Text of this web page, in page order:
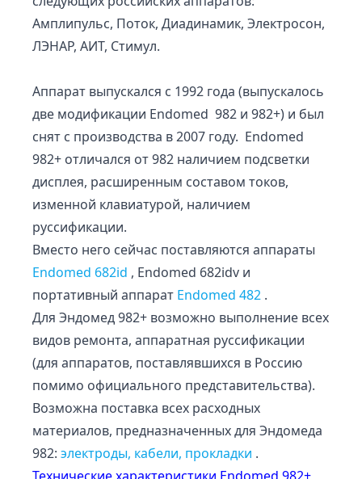
Амплипульс, Поток, Диадинамик, Электросон,
ЛЭНАР, АИТ, Стимул.
Аппарат выпускался с 1992 года (выпускалось
две модификации Endomed 982 и 982+) и был
снят с производства в 2007 году. Endomed
982+ отличался от 982 наличием подсветки
дисплея, расширенным составом токов,
изменной клавиатурой, наличием
руссификации.
Вместо него сейчас поставляются аппараты
Endomed 682id , Endomed 682idv и
портативный аппарат Endomed 482 .
Для Эндомед 982+ возможно выполнение всех
видов ремонта, аппаратная руссификации
(для аппаратов, поставлявшихся в Россию
помимо официального представительства).
Возможна поставка всех расходных
материалов, предназначенных для Эндомеда
982: электроды, кабели, прокладки .